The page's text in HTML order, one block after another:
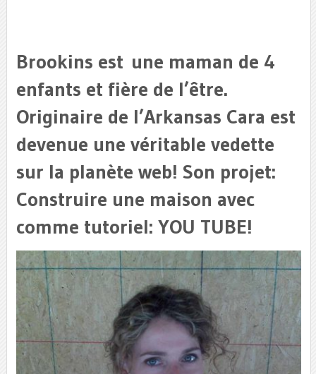
Brookins est une maman de 4
enfants et fière de l’être.
Originaire de l’Arkansas Cara est
devenue une véritable vedette
sur la planète web! Son projet:
Construire une maison avec
comme tutoriel: YOU TUBE!